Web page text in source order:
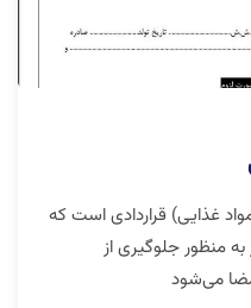
غذایی) قراردادی است که
منظور جلوگیری از
می‌شود